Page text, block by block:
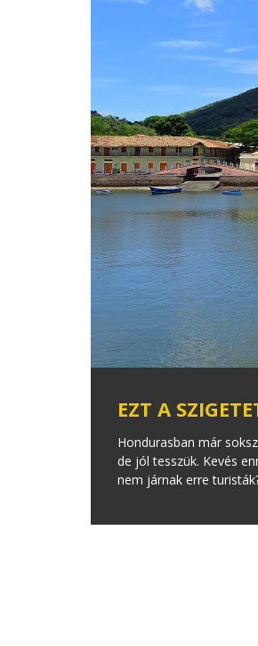
EZT A
Hondurasban már
de jól tesszük. Kevés
nem járnak erre